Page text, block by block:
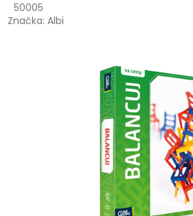
50005
Značka: Albi